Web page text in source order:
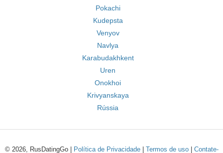
Pokachi
Kudepsta
Venyov
Navlya
Karabudakhkent
Uren
Onokhoi
Krivyanskaya
Rússia
© 2026, RusDatingGo | Política de Privacidade| Termos de uso| Contate-